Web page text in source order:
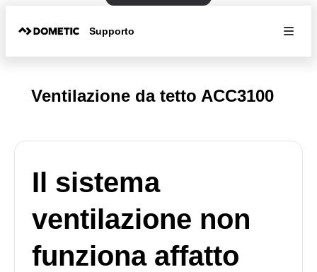
Supporto
Ventilazione da tetto ACC3100
Il sistema
ventilazione non
funziona affatto